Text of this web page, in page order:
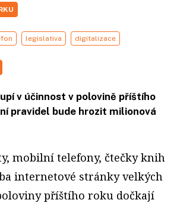
legislativa digitalizace
v účinnost v polovině příštího
pravidel bude hrozit milionová
mobilní telefony, čtečky knih
internetové stránky velkých
příštího roku dočkají